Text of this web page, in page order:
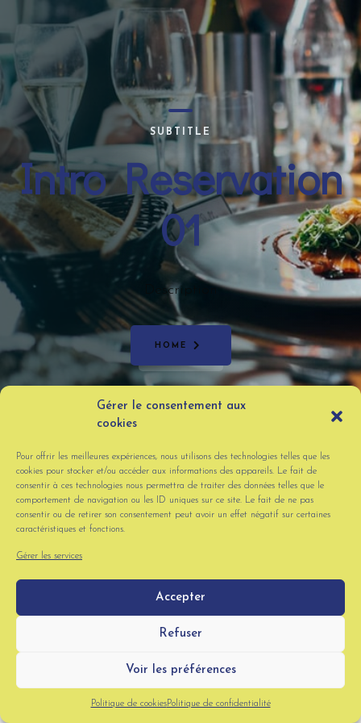
Gérer le consentement aux
cookies
Pour offrir les meilleures expériences, nous utilisons des technologies telles que les
cookies pour stocker et/ou accéder aux informations des appareils. Le fait de
consentir à ces technologies nous permettra de traiter des données telles que le
comportement de navigation ou les ID uniques sur ce site. Le fait de ne pas
consentir ou de retirer son consentement peut avoir un effet négatif sur certaines
caractéristiques et fonctions.
Gérer les services
Accepter
Refuser
Voir les préférences
Politique de cookiesPolitique de confidentialité
SUBTITLE
Intro Reservation
01
Description
HOME